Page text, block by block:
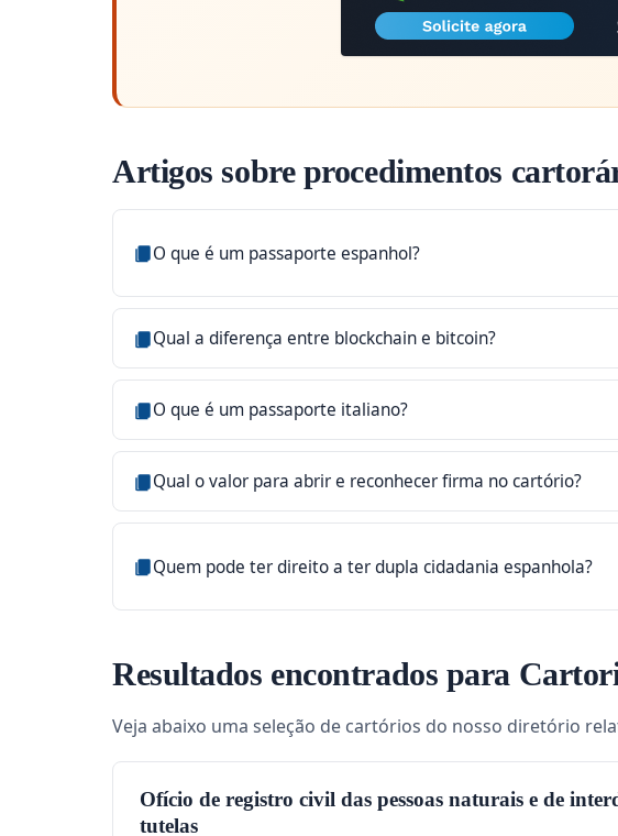
Artigos sobre procedimentos
O que é um passaporte espanhol?
Qual a diferença entre blockchain e bitcoin?
O que é um passaporte italiano?
Qual o valor para abrir e reconhecer firma no cartório?
Quem pode ter direito a ter dupla cidadania espanhola?
Resultados encontrados para
Veja abaixo uma seleção de cartórios do nosso diretório
Ofício de registro civil das pessoas naturais e de
tutelas